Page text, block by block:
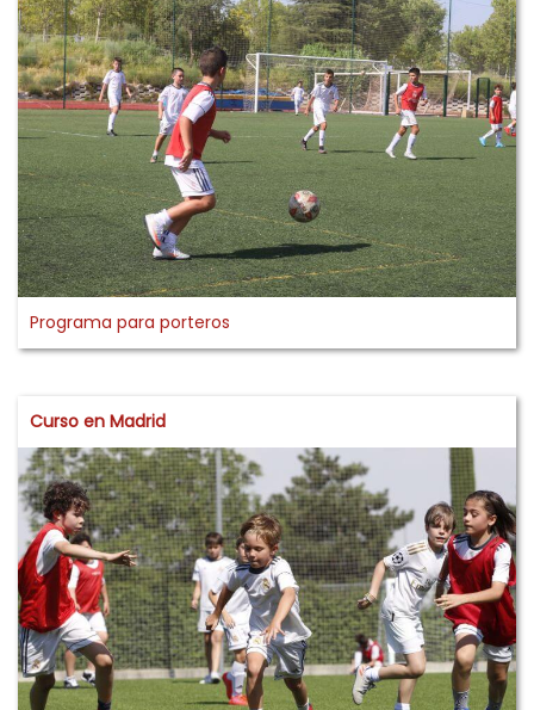
Programa para porteros
Curso en Madrid